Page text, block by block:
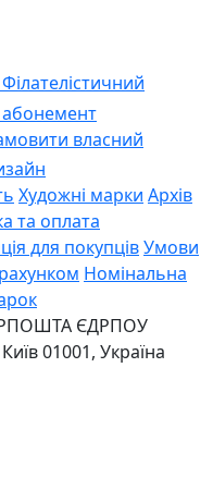
Філателістичний
власний
Художні марки Архів
та оплата
для покупцівУмови
Номінальна
ЄДРПОУ
01001, Україна